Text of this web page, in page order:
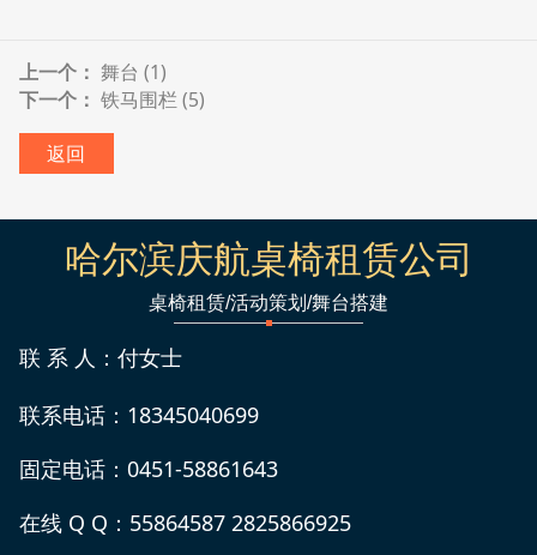
上一个： 舞台 (1)
下一个： 铁马围栏 (5)
返回
哈尔滨庆航桌椅租赁公司
桌椅租赁/活动策划/舞台搭建
联 系 人：付女士
联系电话：18345040699
固定电话：0451-58861643
在线 Q Q：55864587 2825866925